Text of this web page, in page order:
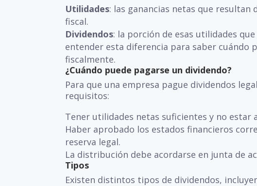
Utilidades: las ganancias netas que resultan
fiscal.
Dividendos: la porción de esas utilidades
entender esta diferencia para saber cuándo
fiscalmente.
¿Cuándo puede pagarse un dividendo?
Para que una empresa pague dividendos
requisitos:
Tener utilidades netas suficientes y no estar
Haber aprobado los estados financieros
reserva legal.
La distribución debe acordarse en junta de
Tipos
Existen distintos tipos de dividendos,